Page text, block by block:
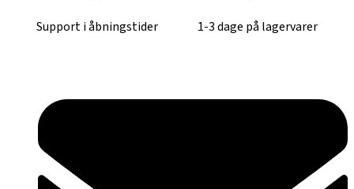
Support i åbningstider 1-3 dage på lagervarer